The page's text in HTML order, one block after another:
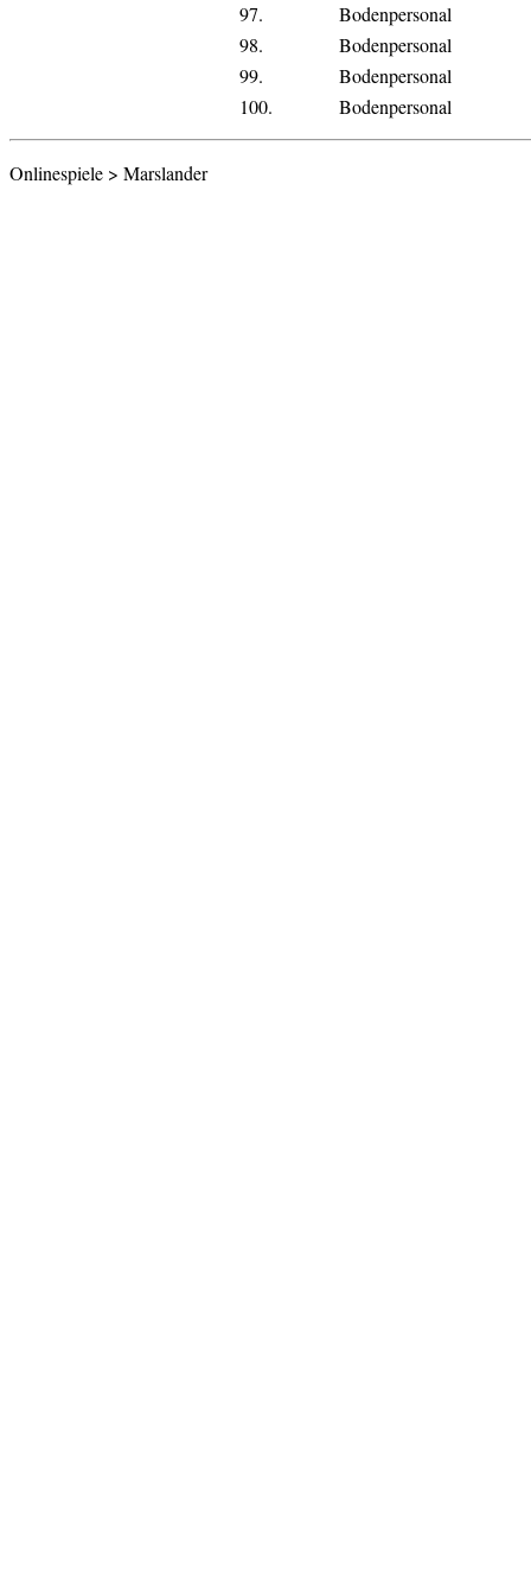
97.
Bodenpersonal
98.
Bodenpersonal
99.
Bodenpersonal
100.
Bodenpersonal
Onlinespiele > Marslander